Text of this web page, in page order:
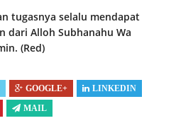
tugasnya selalu mendapat
dari Alloh Subhanahu Wa
(Red)
GOOGLE+
LINKEDIN
MAIL